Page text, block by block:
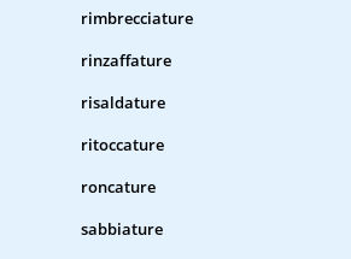
rimbrecciature
rinzaffature
risaldature
ritoccature
roncature
sabbiature